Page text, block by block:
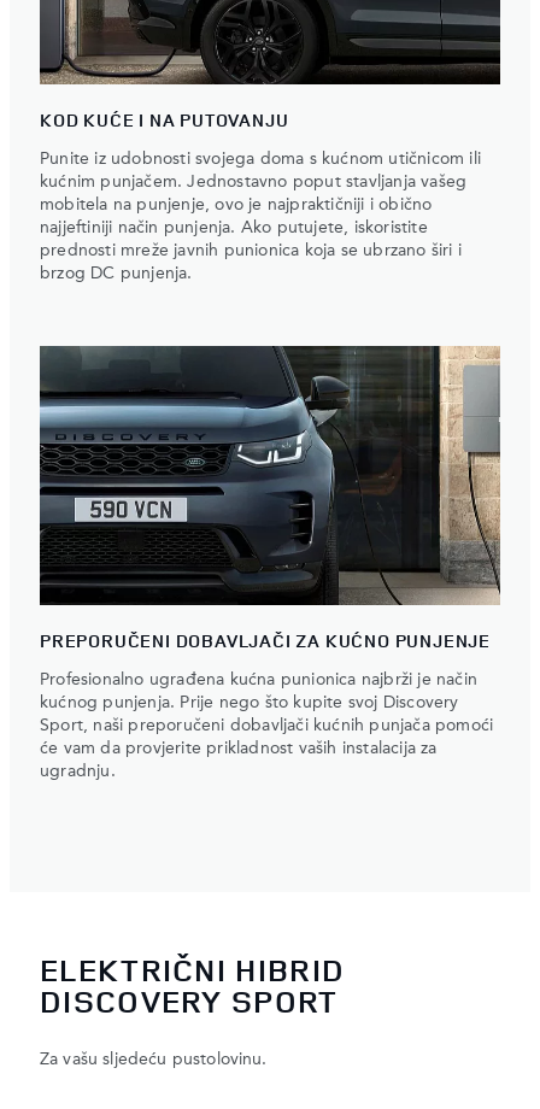
KOD KUĆE I NA PUTOVANJU
Punite iz udobnosti svojega doma s kućnom utičnicom ili
kućnim punjačem. Jednostavno poput stavljanja vašeg
mobitela na punjenje, ovo je najpraktičniji i obično
najjeftiniji način punjenja. Ako putujete, iskoristite
prednosti mreže javnih punionica koja se ubrzano širi i
brzog DC punjenja.
PREPORUČENI DOBAVLJAČI ZA KUĆNO PUNJENJE
Profesionalno ugrađena kućna punionica najbrži je način
kućnog punjenja. Prije nego što kupite svoj Discovery
Sport, naši preporučeni dobavljači kućnih punjača pomoći
će vam da provjerite prikladnost vaših instalacija za
ugradnju.
ELEKTRIČNI HIBRID
DISCOVERY SPORT
Za vašu sljedeću pustolovinu.